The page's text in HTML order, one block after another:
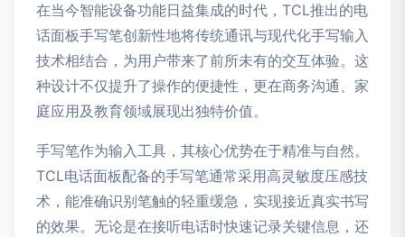
在当今智能设备功能日益集成的时代，TCL推出的电
话面板手写笔创新性地将传统通讯与现代化手写输入
技术相结合，为用户带来了前所未有的交互体验。这
种设计不仅提升了操作的便捷性，更在商务沟通、家
庭应用及教育领域展现出独特价值。
手写笔作为输入工具，其核心优势在于精准与自然。
TCL电话面板配备的手写笔通常采用高灵敏度压感技
术，能准确识别笔触的轻重缓急，实现接近真实书写
的效果。无论是在接听电话时快速记录关键信息，还